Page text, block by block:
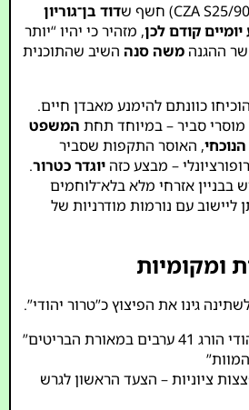
דוד בן־גוריון
קודם לכן, מזהיר כי יהיו “יותר
ההגנהמשה סנה השיב שהתוכנית
כוונתם להימנע מאבדן חיים.
סביר – במיוחד תחת המשפט
, האוסר התקפות שסביר
– מבצע כזהיוגדר כטרור.
בבניין אזרחי מלא בלא־לוחמים
ליישוב עם נורמות מודרניות של
ומקומיות
גינו את הפיצוץ כ”טרור יהודי”.
במאורת הבריטים”
ציוניות – הצעד הראשון לגרש